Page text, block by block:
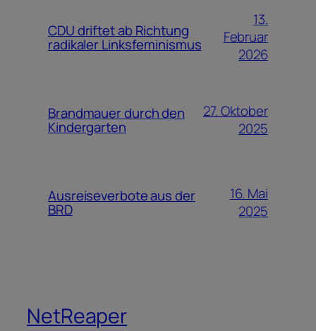
CDU driftet ab Richtung
radikaler Linksfeminismus
13.
Februar
2026
Brandmauer durch den
Kindergarten
27. Oktober
2025
Ausreiseverbote aus der
BRD
16. Mai
2025
NetReaper